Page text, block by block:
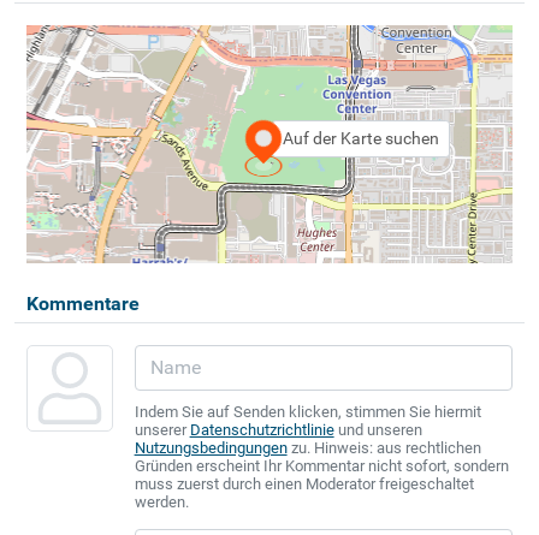
Auf der Karte suchen
Kommentare
Indem Sie auf Senden klicken, stimmen Sie hiermit
unserer Datenschutzrichtlinieund unseren
Nutzungsbedingungenzu. Hinweis: aus rechtlichen
Gründen erscheint Ihr Kommentar nicht sofort, sondern
muss zuerst durch einen Moderator freigeschaltet
werden.